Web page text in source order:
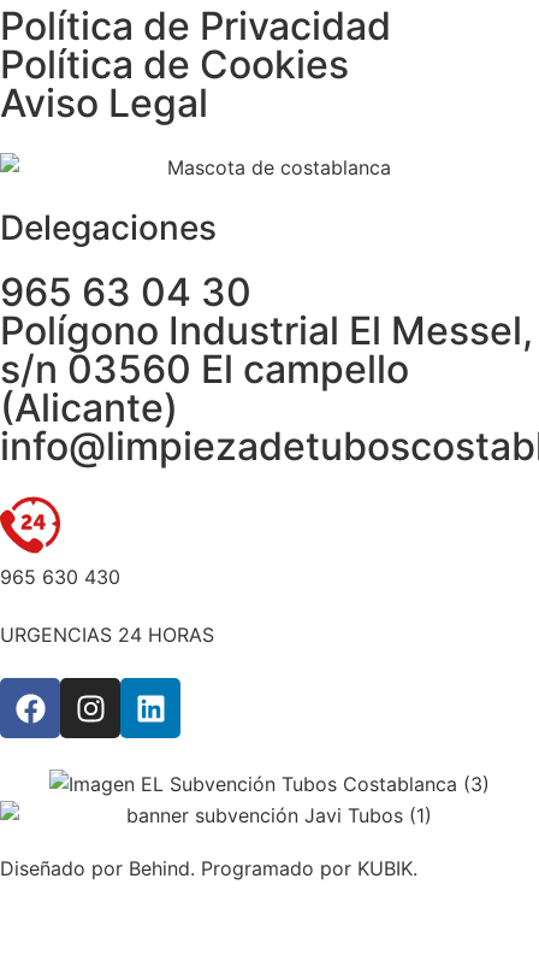
Política de Privacidad
Política de Cookies
Aviso Legal
Delegaciones
965 63 04 30
Polígono Industrial El Messel,
s/n 03560 El campello
(Alicante)
965 630 430
URGENCIAS 24 HORAS
Diseñado por Behind. Programado por KUBIK.